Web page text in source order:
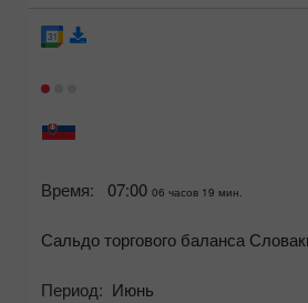
Время: 07:00 06 часов 19 мин.
Сальдо торгового баланса
Период: Июнь